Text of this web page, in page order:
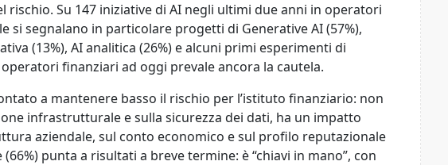
rischio. Su 147 iniziative di AI negli ultimi due anni in operatori
si segnalano in particolare progetti di Generative AI (57%),
(13%), AI analitica (26%) e alcuni primi esperimenti di
finanziari ad oggi prevale ancora la cautela.
a mantenere basso il rischio per l’istituto finanziario: non
infrastrutturale e sulla sicurezza dei dati, ha un impatto
aziendale, sul conto economico e sul profilo reputazionale
punta a risultati a breve termine: è “chiavi in mano”, con